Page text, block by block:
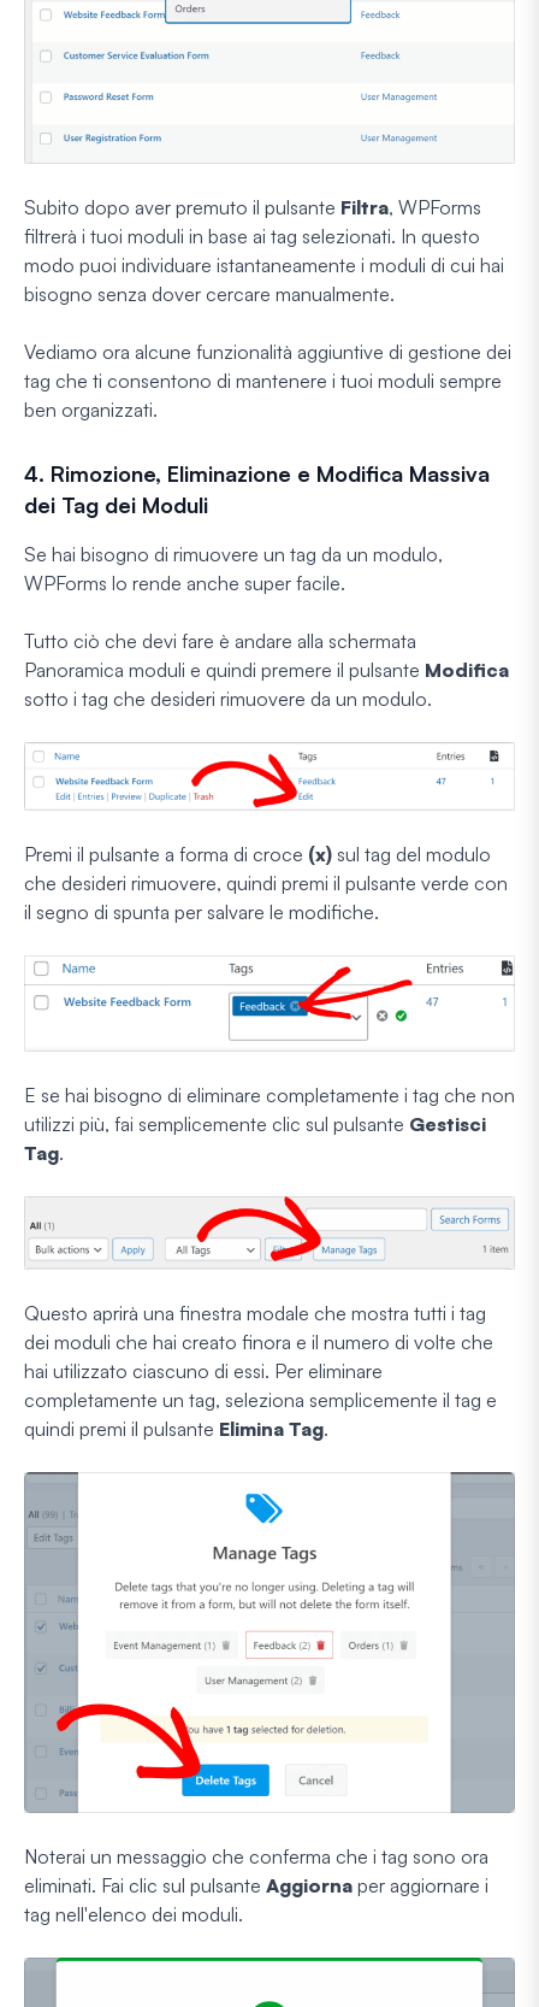
Subito dopo aver premuto il pulsante Filtra, WPForms
filtrerà i tuoi moduli in base ai tag selezionati. In questo
modo puoi individuare istantaneamente i moduli di cui hai
bisogno senza dover cercare manualmente.
Vediamo ora alcune funzionalità aggiuntive di gestione dei
tag che ti consentono di mantenere i tuoi moduli sempre
ben organizzati.
4. Rimozione, Eliminazione e Modifica Massiva
dei Tag dei Moduli
Se hai bisogno di rimuovere un tag da un modulo,
WPForms lo rende anche super facile.
Tutto ciò che devi fare è andare alla schermata
Panoramica moduli e quindi premere il pulsante Modifica
sotto i tag che desideri rimuovere da un modulo.
Premi il pulsante a forma di croce (x) sul tag del modulo
che desideri rimuovere, quindi premi il pulsante verde con
il segno di spunta per salvare le modifiche.
E se hai bisogno di eliminare completamente i tag che non
utilizzi più, fai semplicemente clic sul pulsante Gestisci
Tag.
Questo aprirà una finestra modale che mostra tutti i tag
dei moduli che hai creato finora e il numero di volte che
hai utilizzato ciascuno di essi. Per eliminare
completamente un tag, seleziona semplicemente il tag e
quindi premi il pulsante Elimina Tag.
Noterai un messaggio che conferma che i tag sono ora
eliminati. Fai clic sul pulsante Aggiorna per aggiornare i
tag nell'elenco dei moduli.